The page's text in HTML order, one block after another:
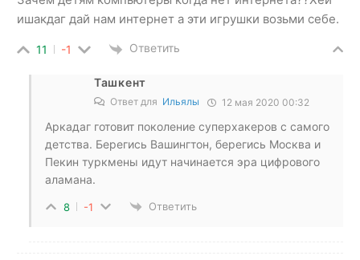
ишакдаг дай нам интернет а эти игрушки возьми себе.
11 -1 Ответить
Ташкент
Ответ для Ильялы 12 мая 2020 00:32
Аркадаг готовит поколение суперхакеров с самого
детства. Берегись Вашингтон, берегись Москва и
Пекин туркмены идут начинается эра цифрового
аламана.
8 -1 Ответить